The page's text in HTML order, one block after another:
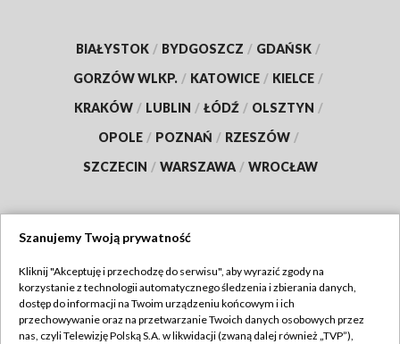
BIAŁYSTOK / BYDGOSZCZ / GDAŃSK /
GORZÓW WLKP. / KATOWICE / KIELCE /
KRAKÓW / LUBLIN / ŁÓDŹ / OLSZTYN /
OPOLE / POZNAŃ / RZESZÓW /
SZCZECIN / WARSZAWA / WROCŁAW
TVP
Abonament TVP
Regulamin TVP
Szanujemy Twoją prywatność
Kliknij "Akceptuję i przechodzę do serwisu", aby wyrazić zgody na
korzystanie z technologii automatycznego śledzenia i zbierania danych,
dostęp do informacji na Twoim urządzeniu końcowym i ich
przechowywanie oraz na przetwarzanie Twoich danych osobowych przez
nas, czyli Telewizję Polską S.A. w likwidacji (zwaną dalej również „TVP”),